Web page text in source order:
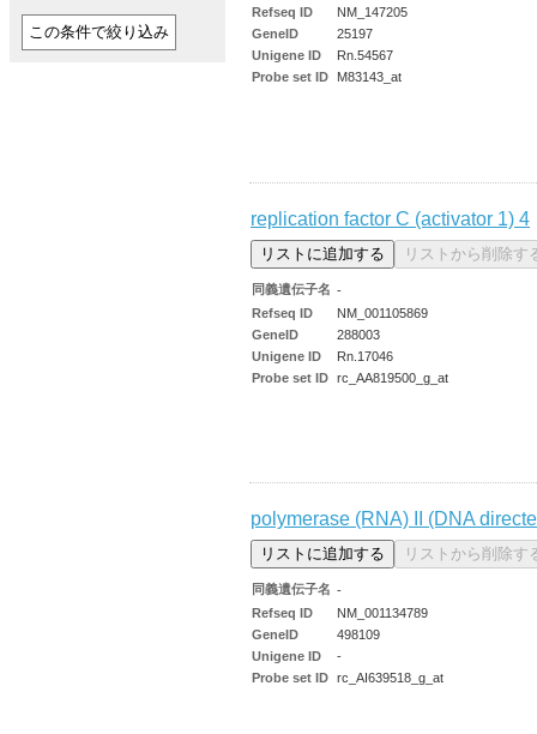
Refseq ID
NM_147205
GeneID
25197
Unigene ID
Rn.54567
Probe set ID
M83143_at
replication factor C (activator 1) 4
同義遺伝子名 -
Refseq ID
NM_001105869
GeneID
288003
Unigene ID
Rn.17046
Probe set ID rc_AA819500_g_at
polymerase (RNA) II (DNA
同義遺伝子名 -
Refseq ID
NM_001134789
GeneID
498109
Unigene ID
-
Probe set ID rc_AI639518_g_at